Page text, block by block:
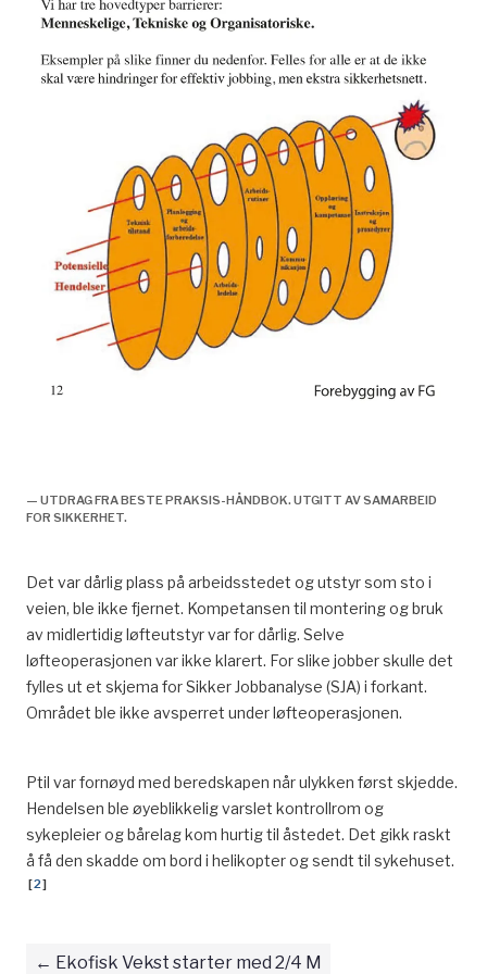
— UTDRAG FRA BESTE PRAKSIS-HÅNDBOK. UTGITT AV SAMARBEID
FOR SIKKERHET.
Det var dårlig plass på arbeidsstedet og utstyr som sto i
veien, ble ikke fjernet. Kompetansen til montering og bruk
av midlertidig løfteutstyr var for dårlig. Selve
løfteoperasjonen var ikke klarert. For slike jobber skulle det
fylles ut et skjema for Sikker Jobbanalyse (SJA) i forkant.
Området ble ikke avsperret under løfteoperasjonen.
Ptil var fornøyd med beredskapen når ulykken først skjedde.
Hendelsen ble øyeblikkelig varslet kontrollrom og
sykepleier og bårelag kom hurtig til åstedet. Det gikk raskt
å få den skadde om bord i helikopter og sendt til sykehuset.
[2]
Ekofisk Vekst starter med 2/4 M